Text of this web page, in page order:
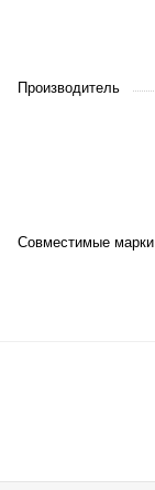
Производитель
Совместимые марки